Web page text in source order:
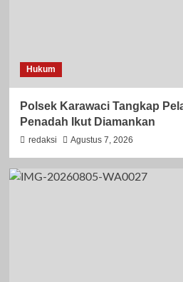
Hukum
Polsek Karawaci Tangkap
Penadah Ikut Diamankan
redaksi Agustus 7, 2026